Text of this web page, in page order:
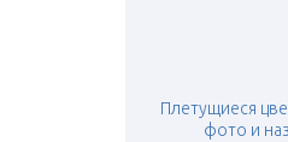
Плетущиеся
фото и